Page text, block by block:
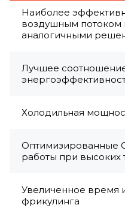
Наиболее
воздушным потоком
аналогичными
Лучшее
Холодильная
Оптимизированные
работы при высоких
Увеличенное время
фрикулинга